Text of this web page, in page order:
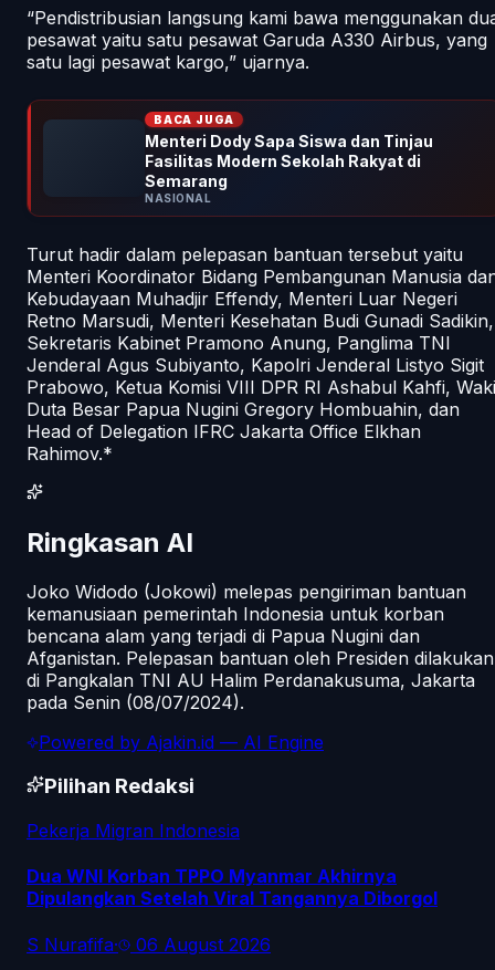
“Pendistribusian langsung kami bawa menggunakan
pesawat yaitu satu pesawat Garuda A330 Airbus, yang
satu lagi pesawat kargo,” ujarnya.
BACA JUGA
Menteri Dody Sapa Siswa dan Tinjau
Fasilitas Modern Sekolah Rakyat di
Semarang
NASIONAL
Turut hadir dalam pelepasan bantuan tersebut yaitu
Menteri Koordinator Bidang Pembangunan Manusia
Kebudayaan Muhadjir Effendy, Menteri Luar Negeri
Retno Marsudi, Menteri Kesehatan Budi Gunadi Sadikin,
Sekretaris Kabinet Pramono Anung, Panglima TNI
Jenderal Agus Subiyanto, Kapolri Jenderal Listyo Sigit
Prabowo, Ketua Komisi VIII DPR RI Ashabul Kahfi,
Duta Besar Papua Nugini Gregory Hombuahin, dan
Head of Delegation IFRC Jakarta Office Elkhan
Rahimov.*
Ringkasan AI
Joko Widodo (Jokowi) melepas pengiriman bantuan
kemanusiaan pemerintah Indonesia untuk korban
bencana alam yang terjadi di Papua Nugini dan
Afganistan. Pelepasan bantuan oleh Presiden dilakukan
di Pangkalan TNI AU Halim Perdanakusuma, Jakarta
pada Senin (08/07/2024).
Powered by Ajakin.id — AI Engine
Pilihan Redaksi
Pekerja Migran Indonesia
Dua WNI Korban TPPO Myanmar Akhirnya
Dipulangkan Setelah Viral Tangannya Diborgol
S Nurafifa·
06 August 2026